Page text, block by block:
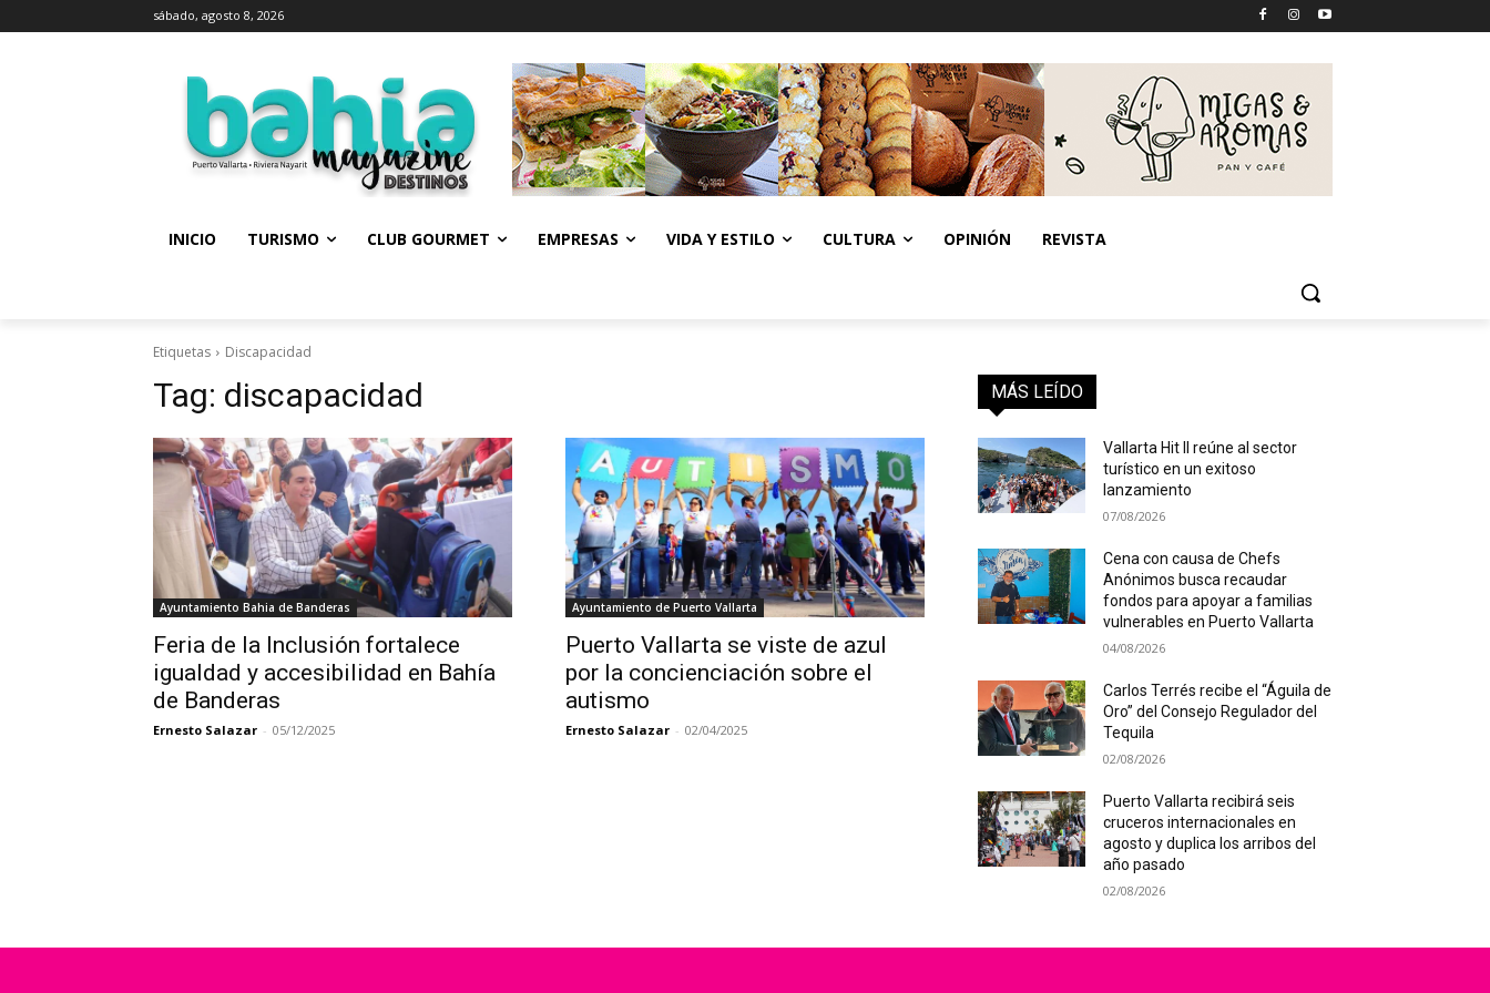
sábado, agosto 8, 2026
INICIO TURISMO CLUB GOURMET EMPRESAS VIDA Y ESTILO CULTURA OPINIÓN REVISTA
Etiquetas Discapacidad
Tag: discapacidad
Ayuntamiento Bahia de Banderas
Feria de la Inclusión fortalece
igualdad y accesibilidad en Bahía
de Banderas
Ernesto Salazar - 05/12/2025
Ayuntamiento de Puerto Vallarta
Puerto Vallarta se viste de azul
por la concienciación sobre el
autismo
Ernesto Salazar - 02/04/2025
MÁS LEÍDO
Vallarta Hit II reúne al sector
turístico en un exitoso
lanzamiento
07/08/2026
Cena con causa de Chefs
Anónimos busca recaudar
fondos para apoyar a familias
vulnerables en Puerto Vallarta
04/08/2026
Carlos Terrés recibe el “Águila de
Oro” del Consejo Regulador del
Tequila
02/08/2026
Puerto Vallarta recibirá seis
cruceros internacionales en
agosto y duplica los arribos del
año pasado
02/08/2026